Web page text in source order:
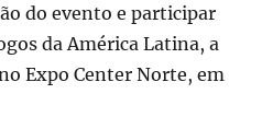
do evento e participar
da América Latina, a
Expo Center Norte, em